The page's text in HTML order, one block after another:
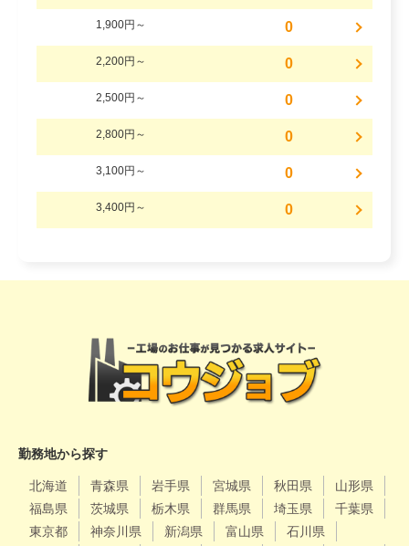
1,900円～ 0
2,200円～ 0
2,500円～ 0
2,800円～ 0
3,100円～ 0
3,400円～ 0
勤務地から探す
北海道 青森県 岩手県 宮城県 秋田県
山形県
福島県
茨城県 栃木県 群馬県 埼玉県
千葉県
東京都
神奈川県 新潟県 富山県
石川県